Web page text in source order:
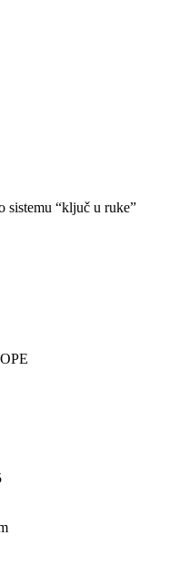
sistemu “ključ u ruke”